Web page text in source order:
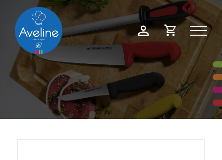
Mon
compte
Demande
devis
Panneau de gestion des cookies